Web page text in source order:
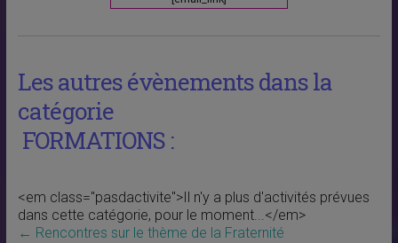
Les autres évènements dans la
catégorie
FORMATIONS :
<em class="pasdactivite">Il n'y a plus d'activités prévues
dans cette catégorie, pour le moment...</em>
← Rencontres sur le thème de la Fraternité